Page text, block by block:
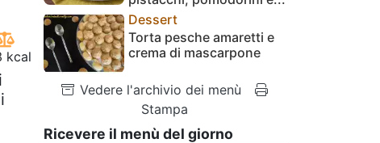
kcal
Dessert
Torta pesche amaretti e
crema di mascarpone
Vedere l'archivio dei menù
Stampa
Ricevere il menù del giorno